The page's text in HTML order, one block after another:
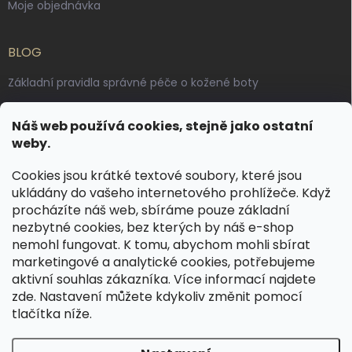
Náš web používá cookies, stejně jako ostatní
weby.
Cookies jsou krátké textové soubory, které jsou
ukládány do vašeho internetového prohlížeče. Když
procházíte náš web, sbíráme pouze základní
nezbytné cookies, bez kterých by náš e-shop
nemohl fungovat. K tomu, abychom mohli sbírat
marketingové a analytické cookies, potřebujeme
aktivní souhlas zákazníka. Více informací najdete
zde. Nastavení můžete kdykoliv změnit pomocí
tlačítka níže.
Moje objednávka
BLOG
Základní pravidla správné péče o kožené boty
Výroba českých kožených opasků: vůně pravé kůže, dotek
řemesla
KONTAKT
dotazy@spongr.cz
+420 776 663 962
https://www.facebook.com/spongr.cz
spongr.cz